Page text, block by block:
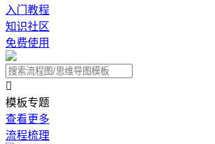
入门教程
知识社区
免费使用

模板专题
查看更多
流程梳理